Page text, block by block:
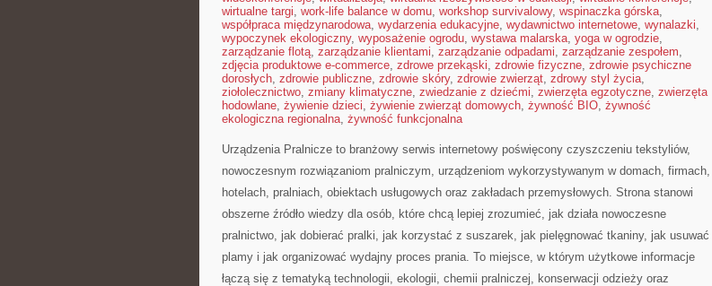
wirtualne targi, work-life balance w domu, workshop survivalowy, wspinaczka górska,
współpraca międzynarodowa, wydarzenia edukacyjne, wydawnictwo internetowe, wynalazki,
wypoczynek ekologiczny, wyposażenie ogrodu, wystawa malarska, yoga w ogrodzie,
zarządzanie flotą, zarządzanie klientami, zarządzanie odpadami, zarządzanie zespołem,
zdjęcia produktowe e-commerce, zdrowe przekąski, zdrowie fizyczne, zdrowie psychiczne
dorosłych, zdrowie publiczne, zdrowie skóry, zdrowie zwierząt, zdrowy styl życia,
ziołolecznictwo, zmiany klimatyczne, zwiedzanie z dziećmi, zwierzęta egzotyczne, zwierzęta
hodowlane, żywienie dzieci, żywienie zwierząt domowych, żywność BIO, żywność
ekologiczna regionalna, żywność funkcjonalna
Urządzenia Pralnicze to branżowy serwis internetowy poświęcony czyszczeniu tekstyliów,
nowoczesnym rozwiązaniom pralniczym, urządzeniom wykorzystywanym w domach, firmach,
hotelach, pralniach, obiektach usługowych oraz zakładach przemysłowych. Strona stanowi
obszerne źródło wiedzy dla osób, które chcą lepiej zrozumieć, jak działa nowoczesne
pralnictwo, jak dobierać pralki, jak korzystać z suszarek, jak pielęgnować tkaniny, jak usuwać
plamy i jak organizować wydajny proces prania. To miejsce, w którym użytkowe informacje
łączą się z tematyką technologii, ekologii, chemii pralniczej, konserwacji odzieży oraz